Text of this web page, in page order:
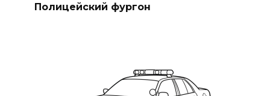
Полицейский фургон